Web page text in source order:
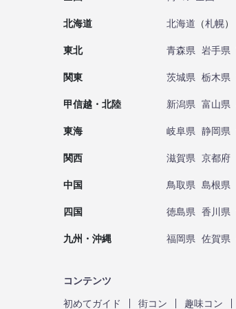
北海道 北海道 （札幌）
東北 青森県 岩手県
関東 茨城県 栃木県
甲信越・北陸 新潟県 富山県
東海 岐阜県 静岡県
関西 滋賀県 京都府
中国 鳥取県 島根県
四国 徳島県 香川県
九州・沖縄 福岡県 佐賀県
コンテンツ
初めてガイド
街コン 趣味コン